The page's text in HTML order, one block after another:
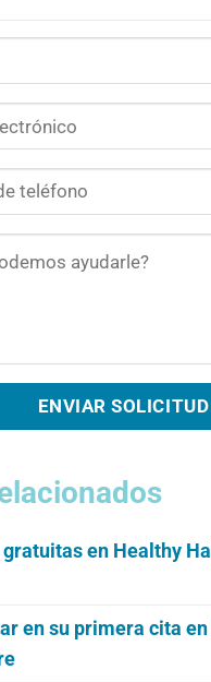
en Healthy
en su primera cita